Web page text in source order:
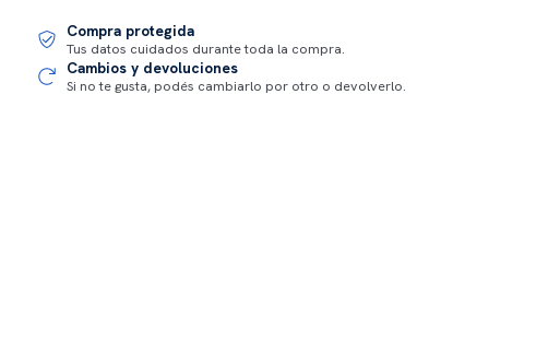
Compra protegida
Tus datos cuidados durante toda la compra.
Cambios y devoluciones
Si no te gusta, podés cambiarlo por otro o devolverlo.